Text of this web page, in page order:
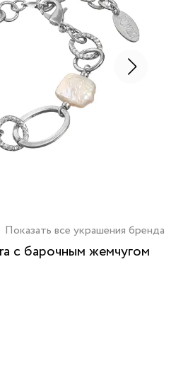
Показать все украшения бренда
с барочным жемчугом